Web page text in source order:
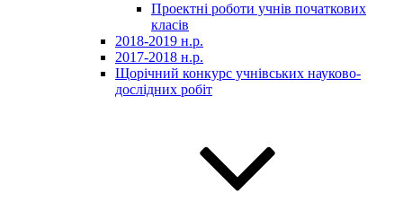
Проектні роботи учнів початкових
класів
2018-2019 н.р.
2017-2018 н.р.
Щорічний конкурс учнівських науково-
дослідних робіт